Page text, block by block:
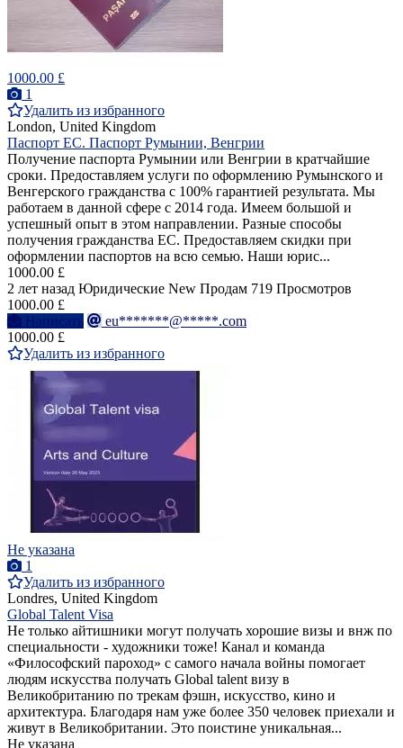
1000.00 £
1
Удалить из избранного
London, United Kingdom
Паспорт ЕС. Паспорт Румынии, Венгрии
Получение паспорта Румынии или Венгрии в кратчайшие
сроки. Предоставляем услуги по оформлению Румынского и
Венгерского гражданства с 100% гарантией результата. Мы
работаем в данной сфере с 2014 года. Имеем большой и
успешный опыт в этом направлении. Разные способы
получения гражданства ЕС. Предоставляем скидки при
оформлении паспортов на всю семью. Наши юрис...
1000.00 £
2 лет назад Юридические New Продам 719 Просмотров
1000.00 £
Написать
eu*******@*****.com
1000.00 £
Удалить из избранного
Не указана
1
Удалить из избранного
Londres, United Kingdom
Global Talent Visa
Не только айтишники могут получать хорошие визы и внж по
специальности - художники тоже! Канал и команда
«Философский пароход» с самого начала войны помогает
людям искусства получать Global talent визу в
Великобританию по трекам фэшн, искусство, кино и
архитектура. Благодаря нам уже более 350 человек приехали и
живут в Великобритании. Это поистине уникальная...
Не указана